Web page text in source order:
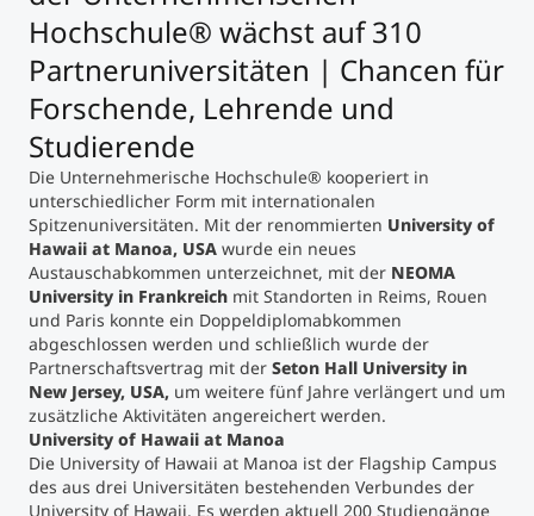
Management-Seminare
Technische Weiterbildung
Maßgeschneiderte Programme
Studienberatung
Executive Education Finder
Hochschule® wächst auf 310
Partneruniversitäten | Chancen für
Forschende, Lehrende und
Studierende
Die Unternehmerische Hochschule® kooperiert in
unterschiedlicher Form mit internationalen
Spitzenuniversitäten. Mit der renommierten University of
Hawaii at Manoa, USA wurde ein neues
Austauschabkommen unterzeichnet, mit der NEOMA
University in Frankreich mit Standorten in Reims, Rouen
und Paris konnte ein Doppeldiplomabkommen
abgeschlossen werden und schließlich wurde der
Partnerschaftsvertrag mit der Seton Hall University in
New Jersey, USA, um weitere fünf Jahre verlängert und um
zusätzliche Aktivitäten angereichert werden.
University of Hawaii at Manoa
Die University of Hawaii at Manoa ist der Flagship Campus
des aus drei Universitäten bestehenden Verbundes der
University of Hawaii. Es werden aktuell 200 Studiengänge